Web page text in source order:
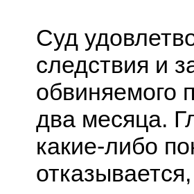
Суд
следствия и
обвиняемого
два месяца.
какие-либо